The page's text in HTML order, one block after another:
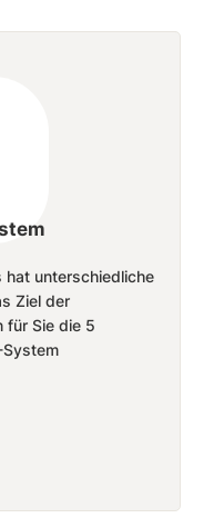
hat unterschiedliche
Ziel der
für Sie die 5
System